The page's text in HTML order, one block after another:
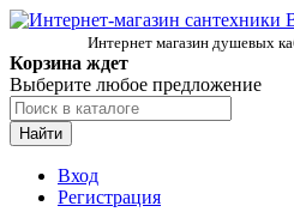
Интернет магазин душевых
Корзина ждет
Выберите любое предложение
Найти
Вход
Регистрация